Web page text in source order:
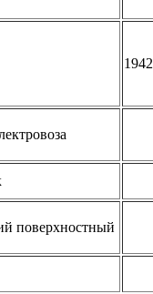
1942
поверхностный